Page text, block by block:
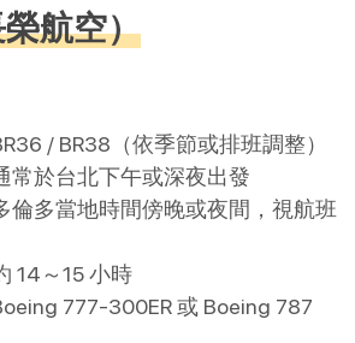
榮航空）
/ BR38（依季節或排班調整）
常於台北下午或深夜出發
倫多當地時間傍晚或夜間，視航班
14～15 小時
777-300ER 或 Boeing 787